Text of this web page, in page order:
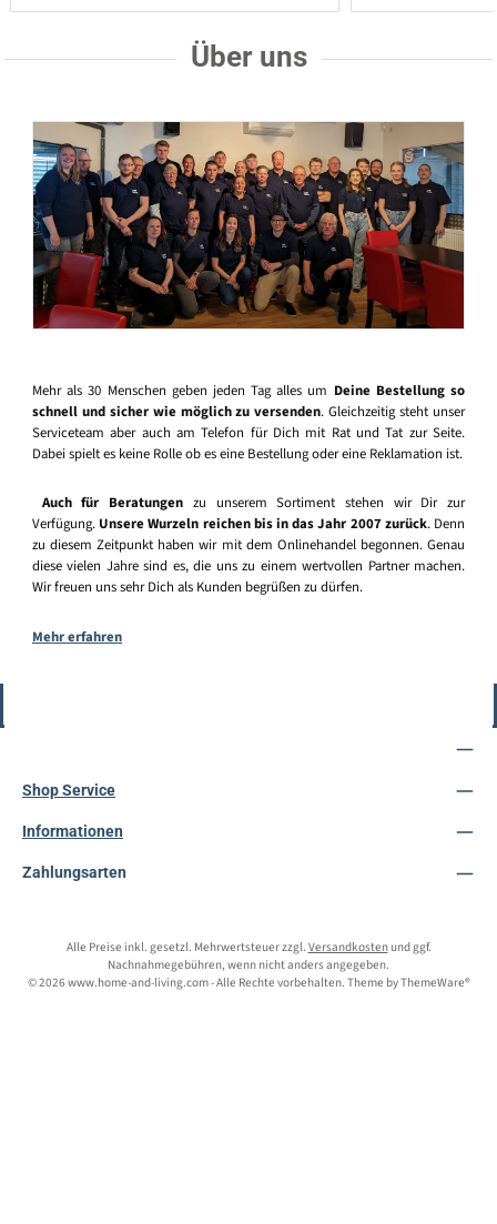
Über uns
Mehr als 30 Menschen geben jeden Tag alles um Deine Bestellung so
schnell und sicher wie möglich zu versenden. Gleichzeitig steht unser
Serviceteam aber auch am Telefon für Dich mit Rat und Tat zur Seite.
Dabei spielt es keine Rolle ob es eine Bestellung oder eine Reklamation ist.
Auch für Beratungen zu unserem Sortiment stehen wir Dir zur
Verfügung. Unsere Wurzeln reichen bis in das Jahr 2007 zurück. Denn
zu diesem Zeitpunkt haben wir mit dem Onlinehandel begonnen. Genau
diese vielen Jahre sind es, die uns zu einem wertvollen Partner machen.
Wir freuen uns sehr Dich als Kunden begrüßen zu dürfen.
Mehr erfahren
Shop Service
Informationen
Zahlungsarten
Alle Preise inkl. gesetzl. Mehrwertsteuer zzgl. Versandkostenund ggf.
Nachnahmegebühren, wenn nicht anders angegeben.
© 2026 www.home-and-living.com - Alle Rechte vorbehalten. Theme byThemeWare®